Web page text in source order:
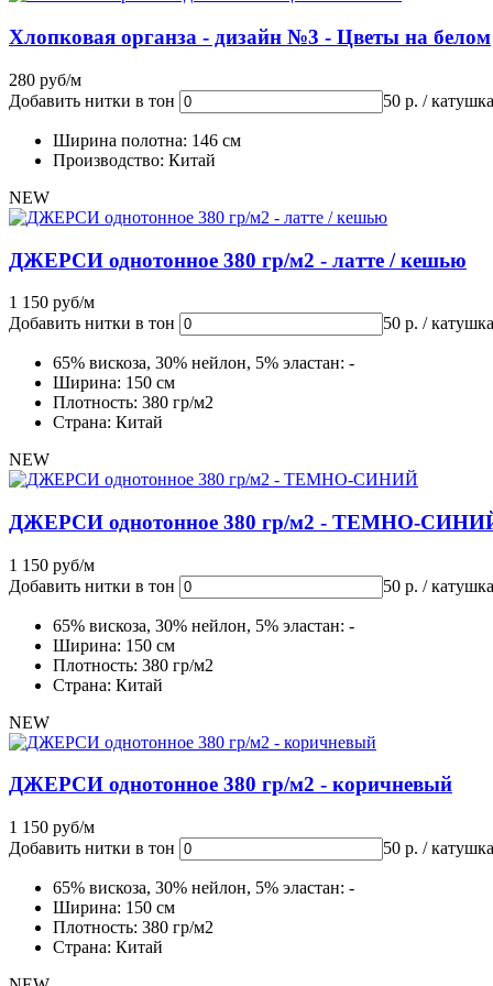
Хлопковая органза - дизайн №3 - Цветы на белом
280 руб/м
Добавить нитки в тон
50 р. / катушка
Ширина полотна: 146 см
Производство: Китай
NEW
ДЖЕРСИ однотонное 380 гр/м2 - латте / кешью
1 150 руб/м
Добавить нитки в тон
50 р. / катушка
65% вискоза, 30% нейлон, 5% эластан: -
Ширина: 150 см
Плотность: 380 гр/м2
Страна: Китай
NEW
ДЖЕРСИ однотонное 380 гр/м2 - ТЕМНО-
1 150 руб/м
Добавить нитки в тон
50 р. / катушка
65% вискоза, 30% нейлон, 5% эластан: -
Ширина: 150 см
Плотность: 380 гр/м2
Страна: Китай
NEW
ДЖЕРСИ однотонное 380 гр/м2 - коричневый
1 150 руб/м
Добавить нитки в тон
50 р. / катушка
65% вискоза, 30% нейлон, 5% эластан: -
Ширина: 150 см
Плотность: 380 гр/м2
Страна: Китай